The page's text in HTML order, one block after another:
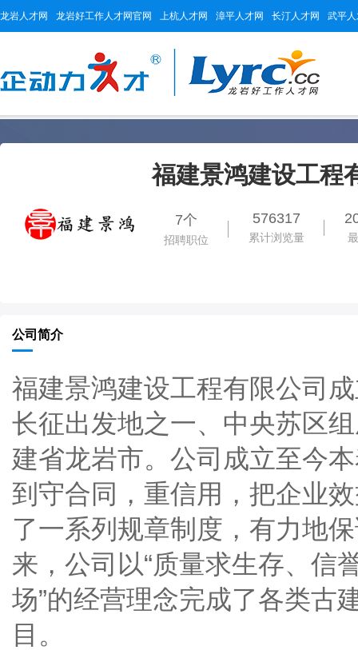
龙岩人才网 龙岩好工作人才网官网 上杭人才网 漳平人才网 长汀人才网 武平
福建景鸿建设工程
7个
招聘职位
576317
累计浏览量
公司简介
福建景鸿建设工程有限公司
长征出发地之一、中央苏区
建省龙岩市。公司成立至今
到守合同，重信用，把企业
了一系列规章制度，有力地
来，公司以“质量求生存、信
场”的经营理念完成了各类古
目。